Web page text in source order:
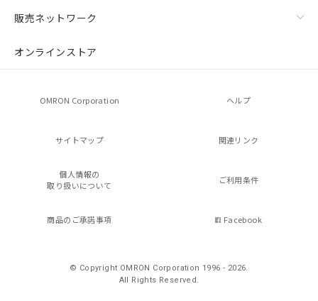
販売ネットワーク
オンラインストア
OMRON Corporation ヘルプ
サイトマップ 関連リンク
個人情報の
取り扱いについて
ご利用条件
商品のご承諾事項 Facebook
© Copyright OMRON Corporation 1996 - 2026.
All Rights Reserved.